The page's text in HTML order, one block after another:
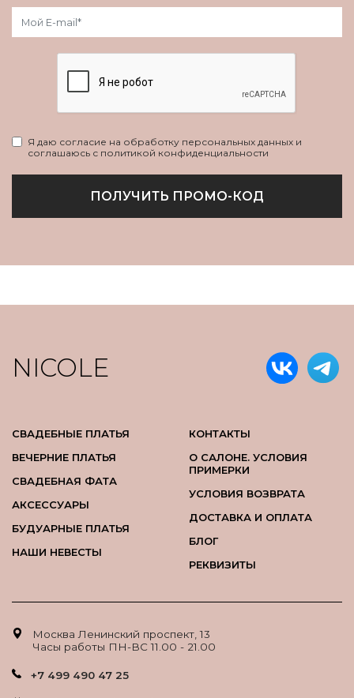
Я даю согласие на обработку персональных данных и
соглашаюсь с политикой конфиденциальности
ПОЛУЧИТЬ ПРОМО-КОД
NICOLE
СВАДЕБНЫЕ ПЛАТЬЯ
ВЕЧЕРНИЕ ПЛАТЬЯ
СВАДЕБНАЯ ФАТА
АКСЕССУАРЫ
БУДУАРНЫЕ ПЛАТЬЯ
НАШИ НЕВЕСТЫ
КОНТАКТЫ
О САЛОНЕ. УСЛОВИЯ
ПРИМЕРКИ
УСЛОВИЯ ВОЗВРАТА
ДОСТАВКА И ОПЛАТА
БЛОГ
РЕКВИЗИТЫ
Москва Ленинский проспект, 13
Часы работы ПН-ВС 11.00 - 21.00
+7 499 490 47 25